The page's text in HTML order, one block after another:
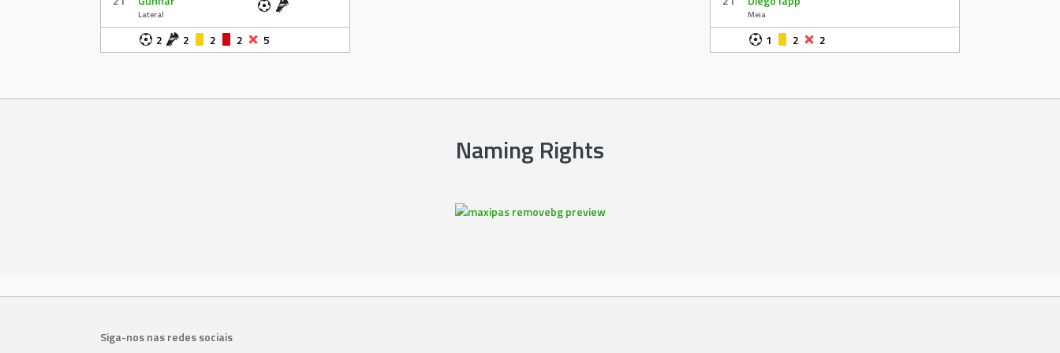
Lateral
2 2 2 2 5
Meia
1 2 2
Naming Rights
Siga-nos nas redes sociais